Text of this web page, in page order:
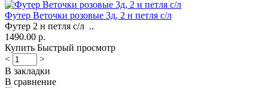
Футер Веточки розовые 3д, 2 н петля с/л
Футер 2 н петля с/л ..
1490.00 р.
Купить Быстрый просмотр
<
>
В закладки
В сравнение